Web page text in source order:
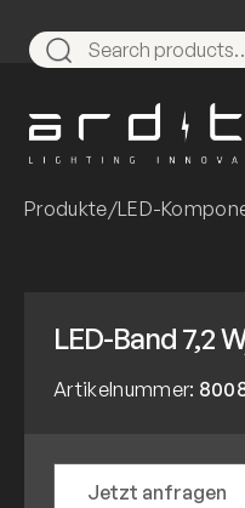
Inhalt
springen
Search
Produkte/LED-
LED-Band 7,2
Artikelnummer:
Jetzt anfragen